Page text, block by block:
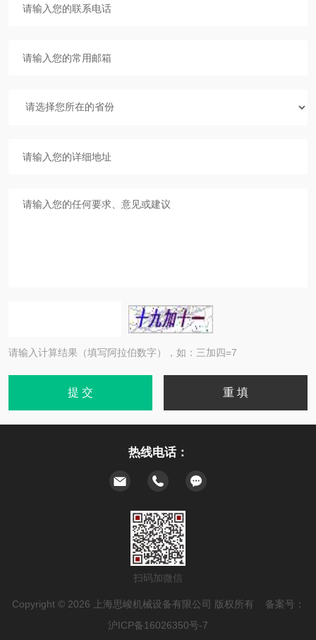
请输入计算结果（填写阿拉伯数字），如：三加四=7
热线电话：
扫码加微信
Copyright © 2026 上海思峻机械设备有限公司 版权所有 备案号：
沪ICP备16026350号-7